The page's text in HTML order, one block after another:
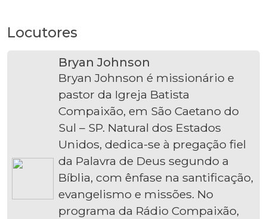
Locutores
Bryan Johnson
Bryan Johnson é missionário e
pastor da Igreja Batista
Compaixão, em São Caetano do
Sul – SP. Natural dos Estados
Unidos, dedica-se à pregação fiel
da Palavra de Deus segundo a
Bíblia, com ênfase na santificação,
evangelismo e missões. No
programa da Rádio Compaixão,